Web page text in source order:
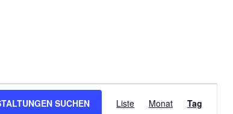
SUCHEN Liste Monat Tag